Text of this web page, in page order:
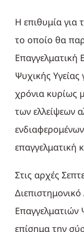
Η επιθυμία για
το οποίο θα
Επαγγελματική
Ψυχικής
χρόνια κυρίως
των ελλείψεων
ενδιαφερομένων
επαγγελματική
Στις αρχές
Επαγγελματιών
επίσημα την